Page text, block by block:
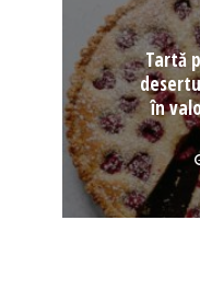
Tartă
în